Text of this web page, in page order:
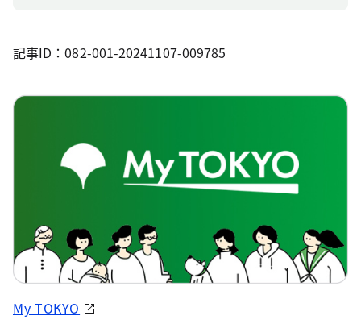
記事ID：082-001-20241107-009785
My TOKYO